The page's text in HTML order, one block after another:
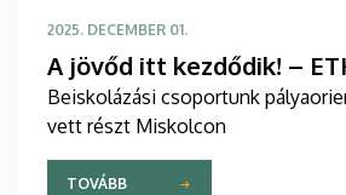
2025. DECEMBER 01.
A jövőd itt kezdődik! –
Beiskolázási csoportunk
vett részt Miskolcon
TOVÁBB